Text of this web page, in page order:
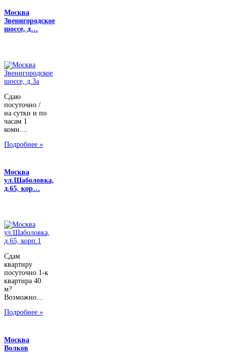
Москва
Звенигородское
шоссе, д…
Сдаю
посуточно /
на сутки и по
часам 1
комн....
Подробнее »
Москва
ул.Шаболовка,
д.65, кор…
Сдам
квартиру
посуточно 1-к
квартира 40
м?
Возможно...
Подробнее »
Москва
Волков